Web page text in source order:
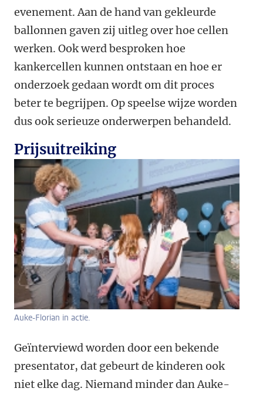
evenement. Aan de hand van gekleurde
ballonnen gaven zij uitleg over hoe cellen
werken. Ook werd besproken hoe
kankercellen kunnen ontstaan en hoe er
onderzoek gedaan wordt om dit proces
beter te begrijpen. Op speelse wijze worden
dus ook serieuze onderwerpen behandeld.
Prijsuitreiking
Auke-Florian in actie.
Geïnterviewd worden door een bekende
presentator, dat gebeurt de kinderen ook
niet elke dag. Niemand minder dan Auke-